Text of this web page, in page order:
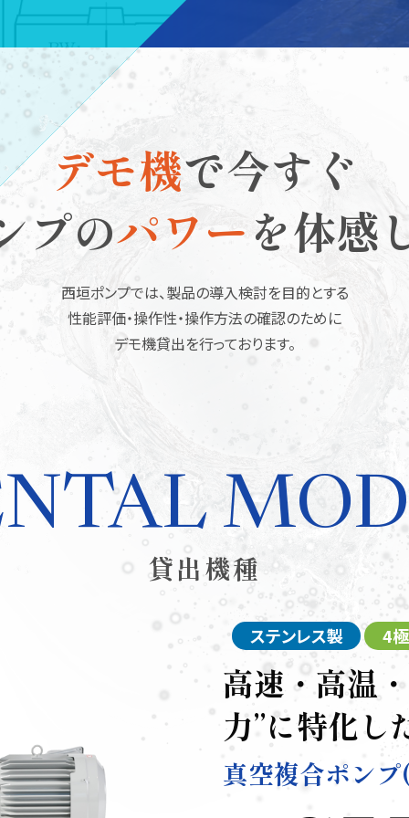
デモ機で今すぐ
プのパワーを体感
西垣ポンプでは、製品の導入検討を目的とする
性能評価・操作性・操作方法の確認のために
デモ機貸出を行っております。
貸出機種
ステンレス製 4極
高速・高温
力”に特化し
真空複合ポン